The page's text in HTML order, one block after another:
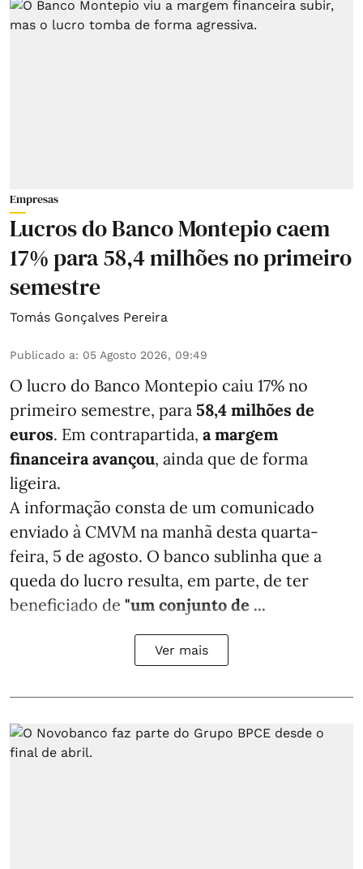
Empresas
Lucros do Banco Montepio caem
17% para 58,4 milhões no primeiro
semestre
Tomás Gonçalves Pereira
Publicado a: 05 Agosto 2026, 09:49
O lucro do Banco Montepio caiu 17% no
primeiro semestre, para 58,4 milhões de
euros. Em contrapartida, a margem
financeira avançou, ainda que de forma
ligeira.
A informação consta de um comunicado
enviado à CMVM na manhã desta quarta-
feira, 5 de agosto. O banco sublinha que a
queda do lucro resulta, em parte, de ter
beneficiado de "um conjunto de ...
Ver mais